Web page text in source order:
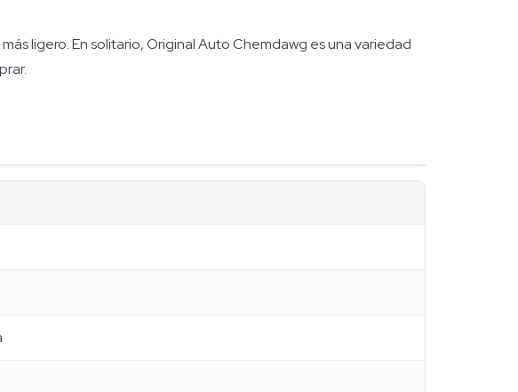
ligero. En solitario, Original Auto Chemdawg es una variedad